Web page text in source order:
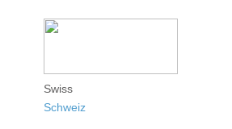
Swiss
Schweiz